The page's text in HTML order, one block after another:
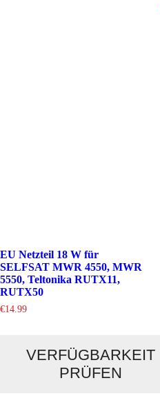
EU Netzteil 18 W für
SELFSAT MWR 4550, MWR
5550, Teltonika RUTX11,
RUTX50
€14.99
VERFÜGBARKEIT
PRÜFEN